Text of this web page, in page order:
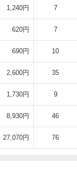
1,240円 7
620円 7
690円 10
2,600円 35
1,730円 9
8,930円 46
27,070円 76